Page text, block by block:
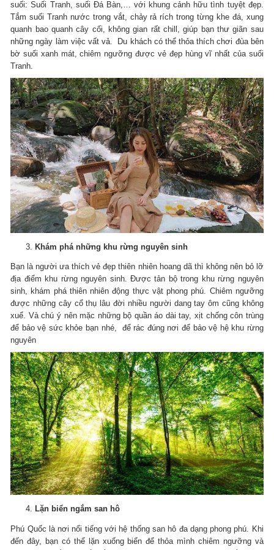
suối: Suối Tranh, suối Đá Bàn,… với khung cảnh hữu tình tuyệt đẹp.
Tắm suối Tranh nước trong vắt, chảy rả rích trong từng khe đá, xung
quanh bao quanh cây cối, không gian rất chill, giúp bạn thư giãn sau
những ngày làm việc vất vả. Du khách có thể thỏa thích chơi đùa bên
bờ suối xanh mát, chiêm ngưỡng được vẻ đẹp hùng vĩ nhất của suối
Tranh.
Khám phá những khu rừng nguyên sinh
Bạn là người ưa thích vẻ đẹp thiên nhiên hoang dã thì không nên bỏ lỡ
địa điểm khu rừng nguyên sinh. Được tản bộ trong khu rừng nguyên
sinh, khám phá thiên nhiên động thực vật phong phú. Chiêm ngưỡng
được những cây cổ thụ lâu đời nhiều người dang tay ôm cũng không
xuể. Và chú ý nên mặc những bộ quần áo dài tay, xịt chống côn trùng
để bảo vệ sức khỏe bạn nhé, để rác đúng nơi để bảo vệ hệ khu rừng
nguyên
Lặn biển ngắm san hô
Phú Quốc là nơi nổi tiếng với hệ thống san hô đa dạng phong phú. Khi
đến đây, bạn có thể lặn xuống biển để thỏa mình chiêm ngưỡng và